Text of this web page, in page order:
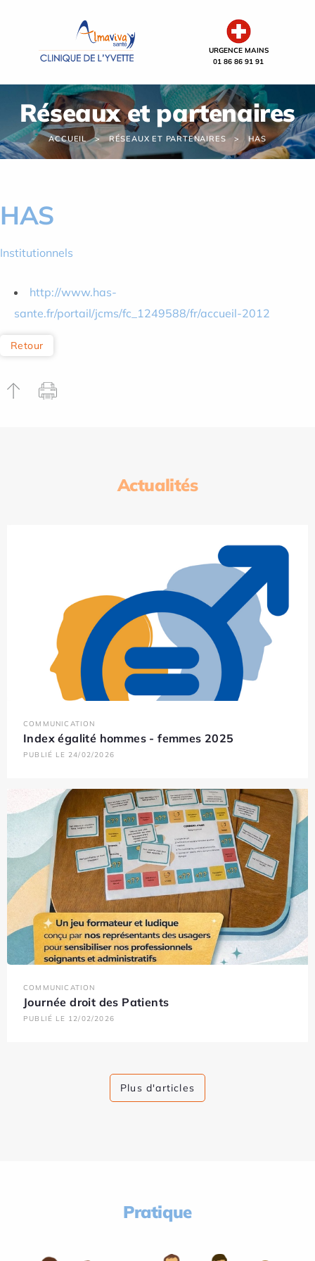
URGENCE MAINS
01 86 86 91 91
Réseaux et partenaires
ACCUEIL RÉSEAUX ET PARTENAIRES HAS
HAS
Institutionnels
http://www.has-
sante.fr/portail/jcms/fc_1249588/fr/accueil-2012
Retour
Actualités
COMMUNICATION
Index égalité hommes - femmes 2025
PUBLIÉ LE 24/02/2026
COMMUNICATION
Journée droit des Patients
PUBLIÉ LE 12/02/2026
Plus d'articles
Pratique